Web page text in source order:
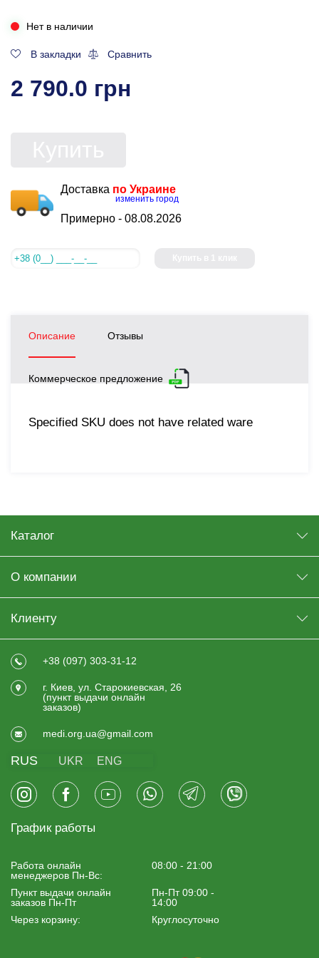
Нет в наличии
В закладки Сравнить
2 790.0 грн
Доставка по Украине
изменить город
Примерно - 08.08.2026
Описание Отзывы
Коммерческое предложение
Specified SKU does not have related ware
Каталог
О компании
Клиенту
+38 (097) 303-31-12
г. Киев, ул. Старокиевская, 26
(пункт выдачи онлайн
заказов)
medi.org.ua@gmail.com
RUS UKR ENG
График работы
Работа онлайн
менеджеров Пн-Вс:
08:00 - 21:00
Пункт выдачи онлайн
заказов Пн-Пт
Пн-Пт 09:00 -
14:00
Через корзину:
Круглосуточно